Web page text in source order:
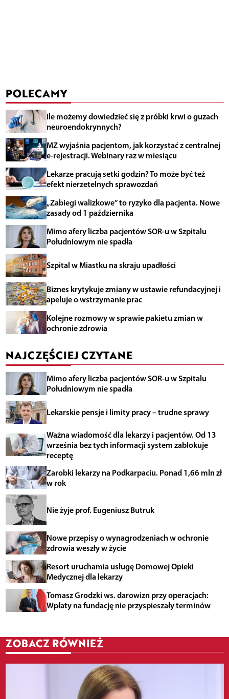
POLECAMY
Ile możemy dowiedzieć się z próbki krwi o guzach
neuroendokrynnych?
MZ wyjaśnia pacjentom, jak korzystać z centralnej
e-rejestracji. Webinary raz w miesiącu
Lekarze pracują setki godzin? To może być też
efekt nierzetelnych sprawozdań
„Zabiegi walizkowe” to ryzyko dla pacjenta. Nowe
zasady od 1 października
Mimo afery liczba pacjentów SOR-u w Szpitalu
Południowym nie spadła
Szpital w Miastku na skraju upadłości
Biznes krytykuje zmiany w ustawie refundacyjnej i
apeluje o wstrzymanie prac
Kolejne rozmowy w sprawie pakietu zmian w
ochronie zdrowia
NAJCZĘŚCIEJ CZYTANE
Mimo afery liczba pacjentów SOR-u w Szpitalu
Południowym nie spadła
Lekarskie pensje i limity pracy – trudne sprawy
Ważna wiadomość dla lekarzy i pacjentów. Od 13
września bez tych informacji system zablokuje
receptę
Zarobki lekarzy na Podkarpaciu. Ponad 1,66 mln zł
w rok
Nie żyje prof. Eugeniusz Butruk
Nowe przepisy o wynagrodzeniach w ochronie
zdrowia weszły w życie
Resort uruchamia usługę Domowej Opieki
Medycznej dla lekarzy
Tomasz Grodzki ws. darowizn przy operacjach:
Wpłaty na fundację nie przyspieszały terminów
ZOBACZ RÓWNIEŻ